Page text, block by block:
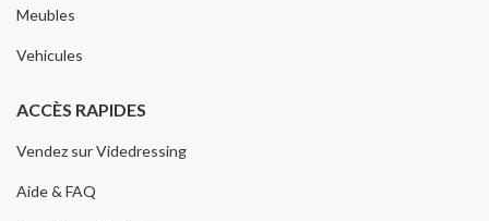
Meubles
Vehicules
ACCÈS RAPIDES
Vendez sur Videdressing
Aide & FAQ